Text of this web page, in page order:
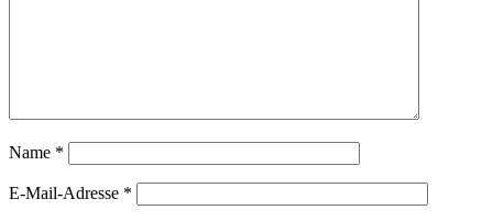
Name *
E-Mail-Adresse *